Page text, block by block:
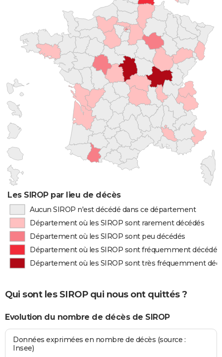
Les SIROP par lieu de décès
Aucun SIROP n'est décédé dans ce département
Département où les SIROP sont rarement décédés
Département où les SIROP sont peu décédés
Département où les SIROP sont fréquemment décédés
Département où les SIROP sont très fréquemment
Qui sont les SIROP qui nous ont quittés ?
Evolution du nombre de décès de SIROP
Données exprimées en nombre de décès (source :
Insee)